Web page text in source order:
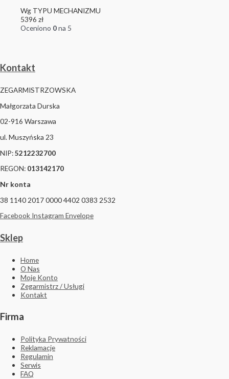
Wg TYPU MECHANIZMU
5396 zł
Oceniono 0na 5
Kontakt
ZEGARMISTRZOWSKA
Małgorzata Durska
02-916 Warszawa
ul. Muszyńska 23
NIP:5212232700
REGON: 013142170
Nr konta
38 1140 2017 0000 4402 0383 2532
Facebook Instagram Envelope
Sklep
Home
O Nas
Moje Konto
Zegarmistrz / Usługi
Kontakt
Firma
Polityka Prywatności
Reklamacje
Regulamin
Serwis
FAQ